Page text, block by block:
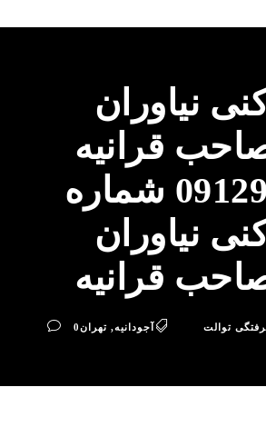
نیاوران
قرانیه
09129615767 شماره
نیاوران
قرانیه
توالت آجودانیه, تهران0